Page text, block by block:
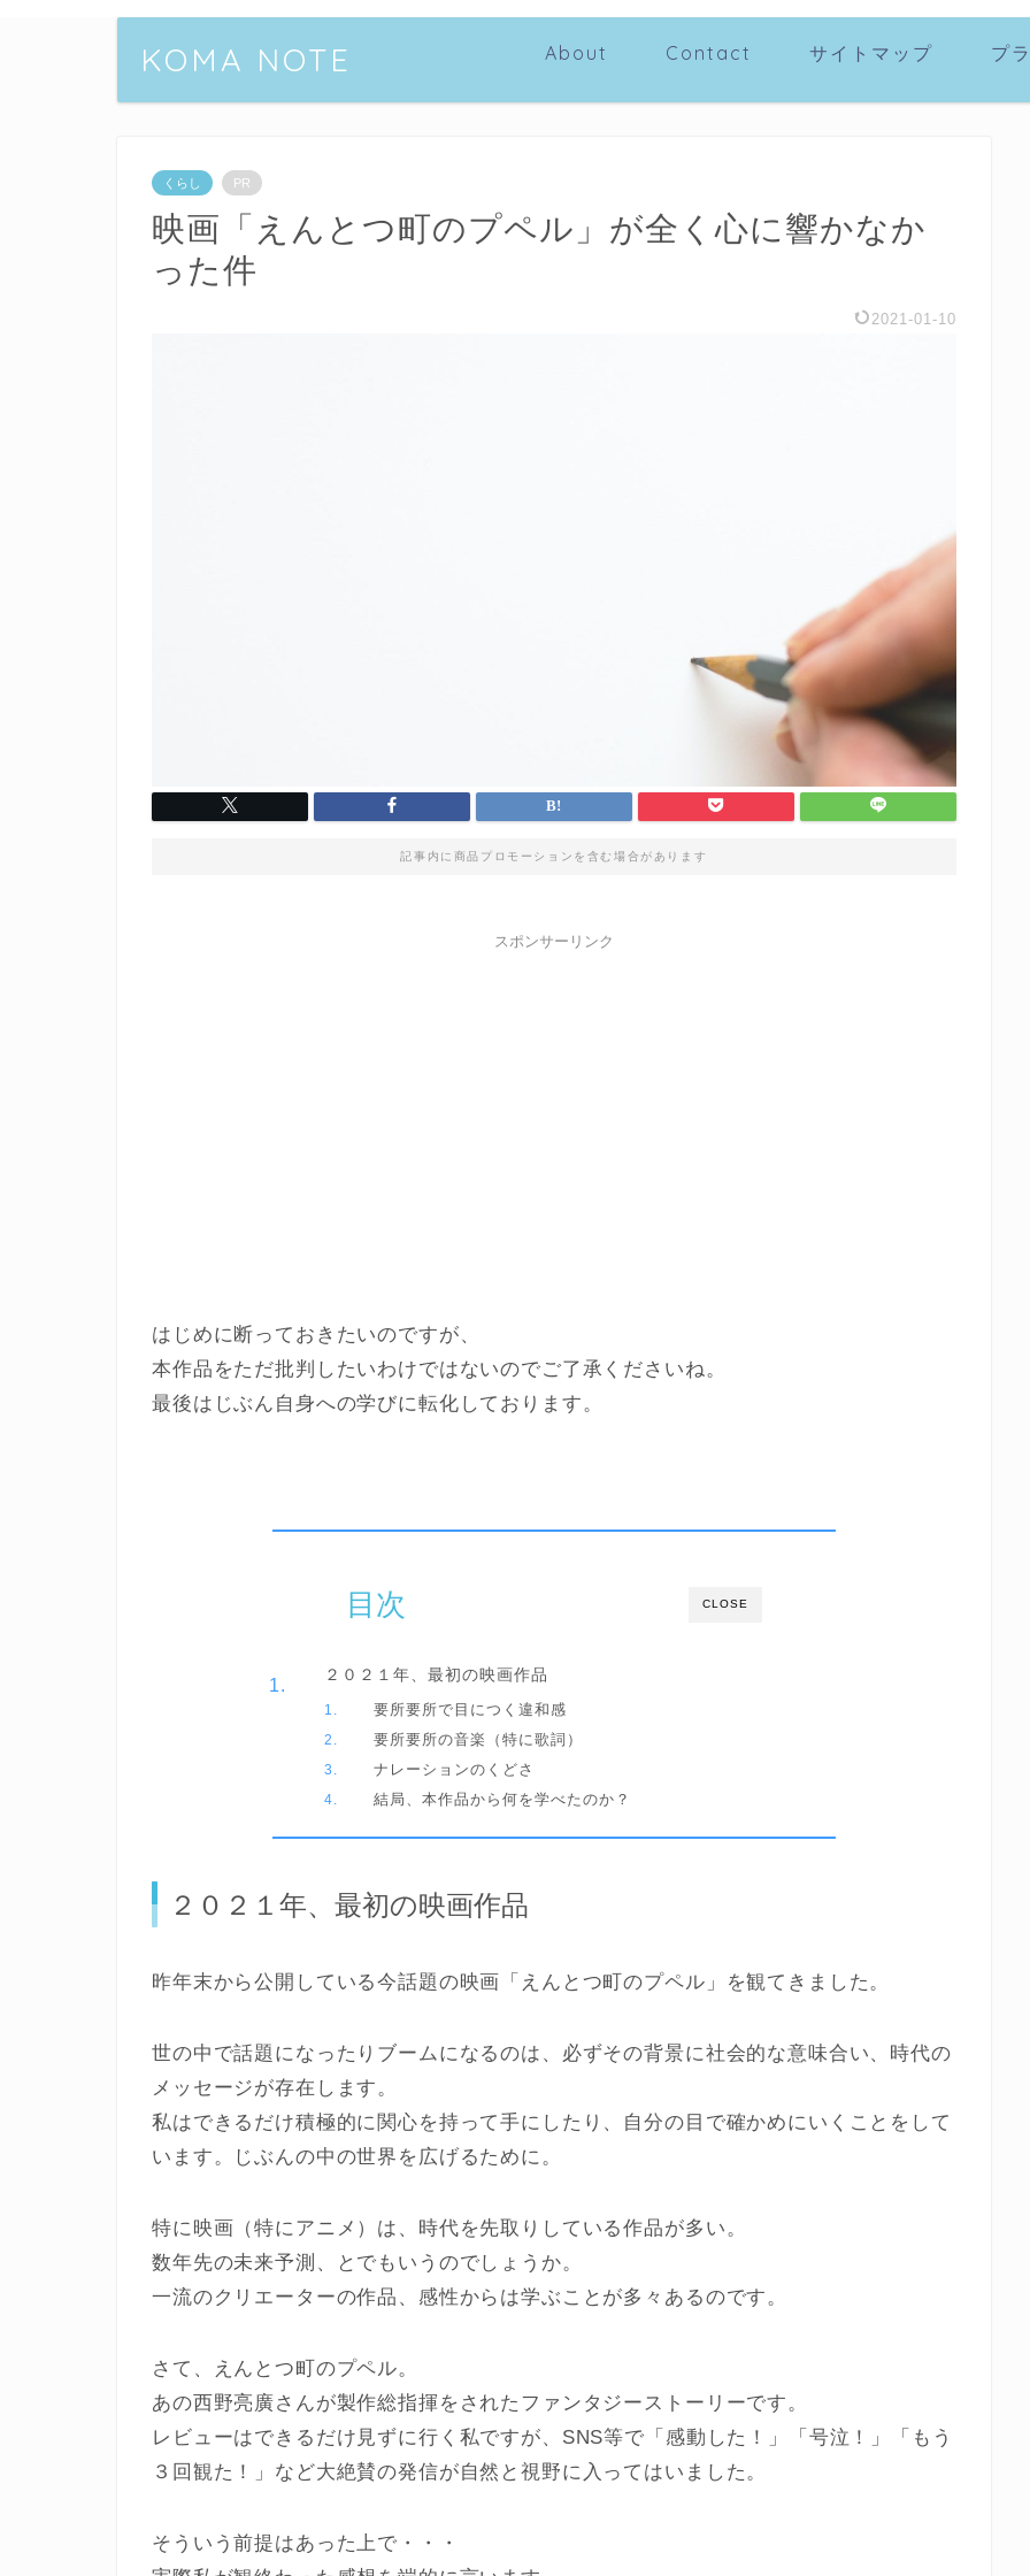
KOMA NOTE About Contact サイトマップ プ
くらし PR
映画「えんとつ町のプペル」が全く心に響かなか
った件
2021-01-10
記事内に商品プロモーションを含む場合があります
スポンサーリンク
はじめに断っておきたいのですが、
本作品をただ批判したいわけではないのでご了承くださいね。
最後はじぶん自身への学びに転化しております。
CLOSE
目次
２０２１年、最初の映画作品
要所要所で目につく違和感
要所要所の音楽（特に歌詞）
ナレーションのくどさ
結局、本作品から何を学べたのか？
２０２１年、最初の映画作品
昨年末から公開している今話題の映画「えんとつ町のプペル」を観てきました。
世の中で話題になったりブームになるのは、必ずその背景に社会的な意味合い、時代の
メッセージが存在します。
私はできるだけ積極的に関心を持って手にしたり、自分の目で確かめにいくことをして
います。じぶんの中の世界を広げるために。
特に映画（特にアニメ）は、時代を先取りしている作品が多い。
数年先の未来予測、とでもいうのでしょうか。
一流のクリエーターの作品、感性からは学ぶことが多々あるのです。
さて、えんとつ町のプペル。
あの西野亮廣さんが製作総指揮をされたファンタジーストーリーです。
レビューはできるだけ見ずに行く私ですが、SNS等で「感動した！」「号泣！」「もう
３回観た！」など大絶賛の発信が自然と視野に入ってはいました。
そういう前提はあった上で・・・